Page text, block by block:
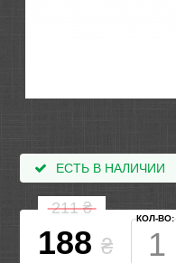
ЕСТЬ В НАЛИЧИИ
211₴
188 ₴
КОЛ-ВО: